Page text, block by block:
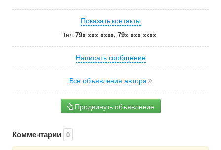
Показать контакты
Тел. 79x xxx xxxx, 79x xxx xxxx
Написать сообщение
Все объявления автора
Продвинуть объявление
Комментарии 0